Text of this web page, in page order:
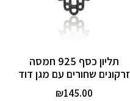
תליון כסף 925 חמסה
זרקונים שחורים עם מגן דוד
₪145.00